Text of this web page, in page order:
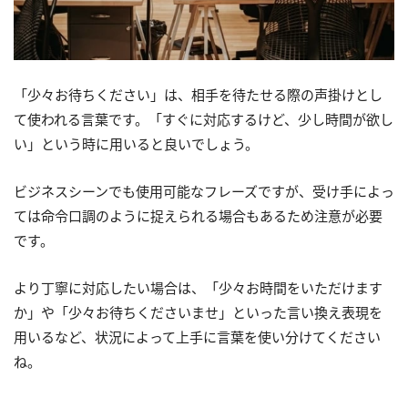
「少々お待ちください」は、相手を待たせる際の声掛けとし
て使われる言葉です。「すぐに対応するけど、少し時間が欲し
い」という時に用いると良いでしょう。
ビジネスシーンでも使用可能なフレーズですが、受け手によっ
ては命令口調のように捉えられる場合もあるため注意が必要
です。
より丁寧に対応したい場合は、「少々お時間をいただけます
か」や「少々お待ちくださいませ」といった言い換え表現を
用いるなど、状況によって上手に言葉を使い分けてください
ね。